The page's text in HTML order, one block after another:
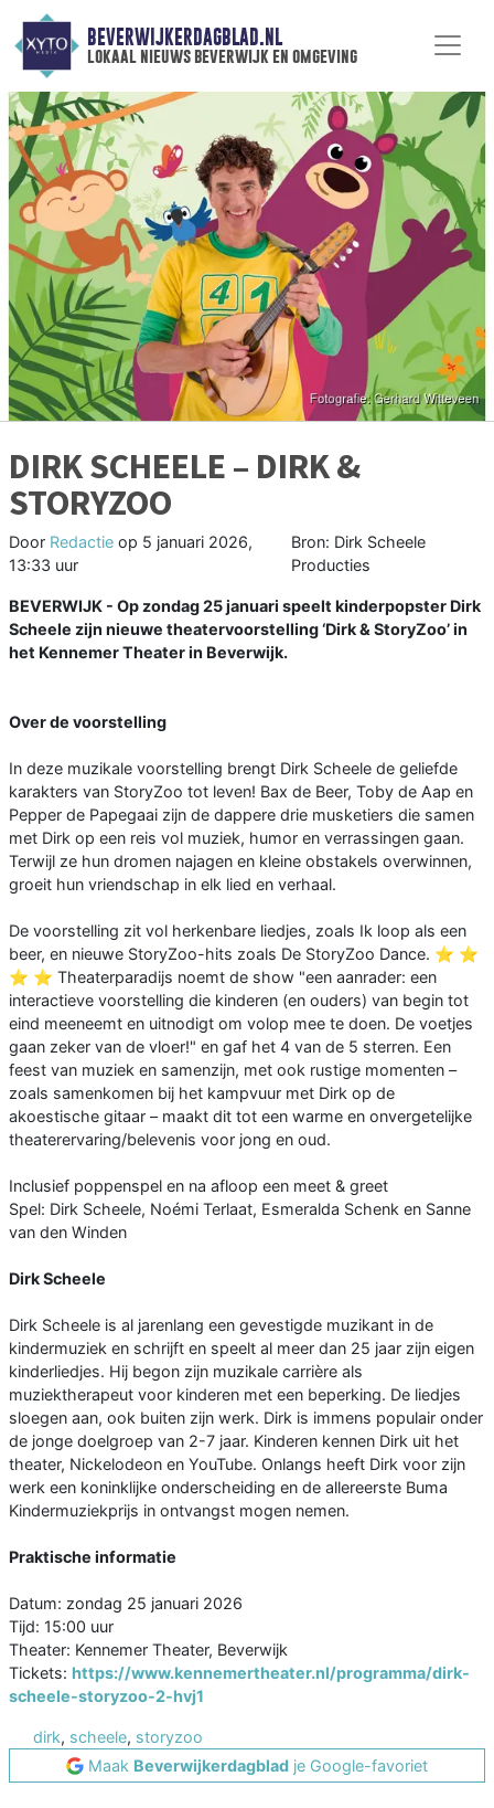
BEVERWIJKERDAGBLAD.NL
lokaal nieuws beverwijk en omgeving
DIRK SCHEELE – DIRK &
STORYZOO
Door Redactie op 5 januari 2026,
13:33 uur
Bron: Dirk Scheele
Producties
BEVERWIJK - Op zondag 25 januari speelt kinderpopster Dirk
Scheele zijn nieuwe theatervoorstelling ‘Dirk & StoryZoo’ in
het Kennemer Theater in Beverwijk.
Over de voorstelling
In deze muzikale voorstelling brengt Dirk Scheele de geliefde
karakters van StoryZoo tot leven! Bax de Beer, Toby de Aap en
Pepper de Papegaai zijn de dappere drie musketiers die samen
met Dirk op een reis vol muziek, humor en verrassingen gaan.
Terwijl ze hun dromen najagen en kleine obstakels overwinnen,
groeit hun vriendschap in elk lied en verhaal.
De voorstelling zit vol herkenbare liedjes, zoals Ik loop als een
beer, en nieuwe StoryZoo-hits zoals De StoryZoo Dance. ⭐️ ⭐️
⭐️ ⭐️ Theaterparadijs noemt de show "een aanrader: een
interactieve voorstelling die kinderen (en ouders) van begin tot
eind meeneemt en uitnodigt om volop mee te doen. De voetjes
gaan zeker van de vloer!" en gaf het 4 van de 5 sterren. Een
feest van muziek en samenzijn, met ook rustige momenten –
zoals samenkomen bij het kampvuur met Dirk op de
akoestische gitaar – maakt dit tot een warme en onvergetelijke
theaterervaring/belevenis voor jong en oud.
Inclusief poppenspel en na afloop een meet & greet
Spel: Dirk Scheele, Noémi Terlaat, Esmeralda Schenk en Sanne
van den Winden
Dirk Scheele
Dirk Scheele is al jarenlang een gevestigde muzikant in de
kindermuziek en schrijft en speelt al meer dan 25 jaar zijn eigen
kinderliedjes. Hij begon zijn muzikale carrière als
muziektherapeut voor kinderen met een beperking. De liedjes
sloegen aan, ook buiten zijn werk. Dirk is immens populair onder
de jonge doelgroep van 2-7 jaar. Kinderen kennen Dirk uit het
theater, Nickelodeon en YouTube. Onlangs heeft Dirk voor zijn
werk een koninklijke onderscheiding en de allereerste Buma
Kindermuziekprijs in ontvangst mogen nemen.
Praktische informatie
Datum: zondag 25 januari 2026
Tijd: 15:00 uur
Theater: Kennemer Theater, Beverwijk
Tickets: https://www.kennemertheater.nl/programma/dirk-
scheele-storyzoo-2-hvj1
dirk, scheele, storyzoo
Maak Beverwijkerdagblad je Google-favoriet